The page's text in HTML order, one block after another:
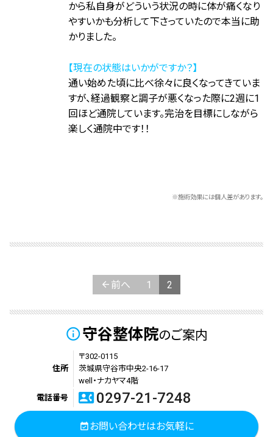
から私自身がどういう状況の時に体が痛くなり
やすいかも分析して下さっていたので本当に助
かりました。
【現在の状態はいかがですか？】
通い始めた頃に比べ徐々に良くなってきていま
すが、経過観察と調子が悪くなった際に2週に1
回ほど通院しています。完治を目標にしながら
楽しく通院中です！！
※施術効果には個人差があります。
投
ペ
前へ 1 2
info_outline守谷整体院のご案内
住所
〒302-0115
茨城県守谷市中央2-16-17
well・ナカヤマ4階
電話番号
contact_phone 0297-21-7248
event_availableお問い合わせはお気軽に